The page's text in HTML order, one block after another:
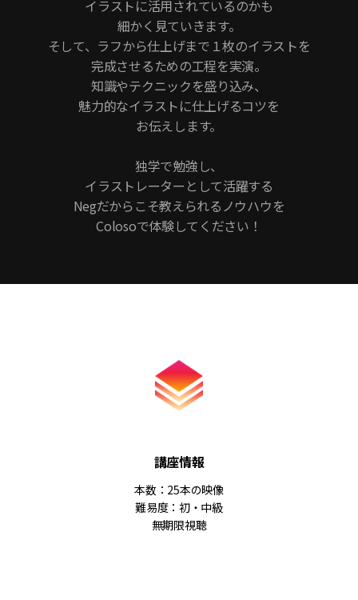
イラストに活用されているのかも
細かく見ていきます。
そして、ラフから仕上げまで１枚のイラストを
完成させるための工程を実演。
知識やテクニックを盛り込み、
魅力的なイラストに仕上げるコツを
お伝えします。
独学で勉強し、
イラストレーターとして活躍する
Negだからこそ教えられるノウハウを
Colosoで体験してください！
講座情報
本数：25本の映像
難易度：初・中級
無期限視聴